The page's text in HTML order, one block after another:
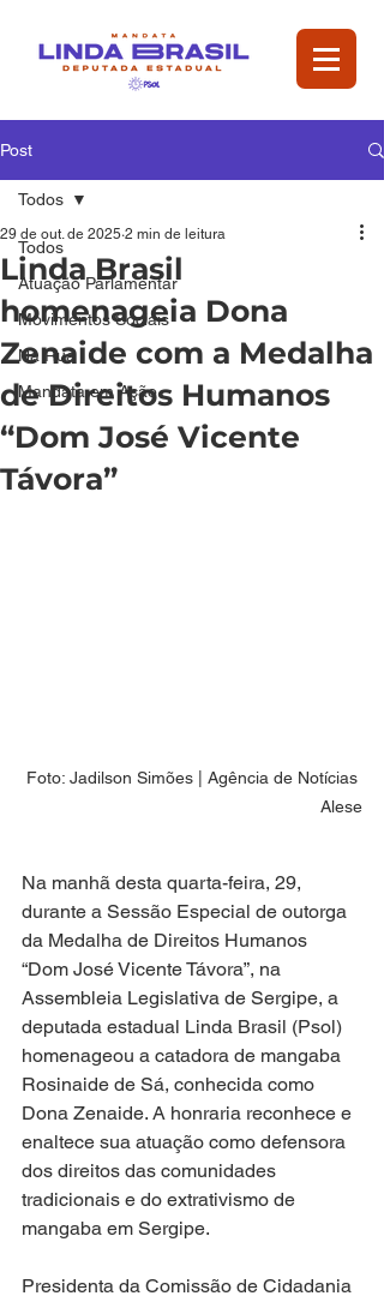
Post
Todos
Atuação Parlamentar
Movimentos Sociais
Na Rua
Mandata em Ação
Todos
Linda Brasil
homenageia Dona
Zenaide com a Medalha
de Direitos Humanos
“Dom José Vicente
Távora”
29 de out. de 2025 2 min de leitura
Foto: Jadilson Simões | Agência de Notícias
Alese
Na manhã desta quarta-feira, 29,
durante a Sessão Especial de outorga
da Medalha de Direitos Humanos
“Dom José Vicente Távora”, na
Assembleia Legislativa de Sergipe, a
deputada estadual Linda Brasil (Psol)
homenageou a catadora de mangaba
Rosinaide de Sá, conhecida como
Dona Zenaide. A honraria reconhece e
enaltece sua atuação como defensora
dos direitos das comunidades
tradicionais e do extrativismo de
mangaba em Sergipe.
Presidenta da Comissão de Cidadania